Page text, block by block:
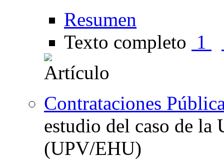
Resumen
Texto completo 1
Contrataciones
estudio del caso de la
(UPV/EHU)